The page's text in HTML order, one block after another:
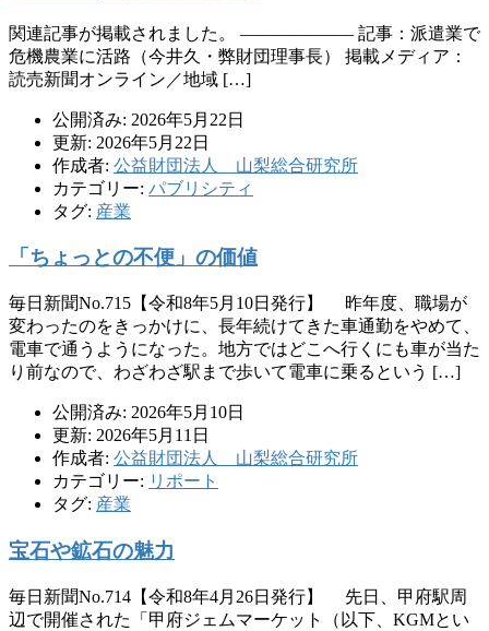
関連記事が掲載されました。 ——————– 記事：派遣業で
危機農業に活路（今井久・弊財団理事長） 掲載メディア：
読売新聞オンライン／地域 […]
公開済み: 2026年5月22日
更新: 2026年5月22日
作成者: 公益財団法人 山梨総合研究所
カテゴリー: パブリシティ
タグ: 産業
「ちょっとの不便」の価値
毎日新聞No.715【令和8年5月10日発行】 昨年度、職場が
変わったのをきっかけに、長年続けてきた車通勤をやめて、
電車で通うようになった。地方ではどこへ行くにも車が当た
り前なので、わざわざ駅まで歩いて電車に乗るという […]
公開済み: 2026年5月10日
更新: 2026年5月11日
作成者: 公益財団法人 山梨総合研究所
カテゴリー: リポート
タグ: 産業
宝石や鉱石の魅力
毎日新聞No.714【令和8年4月26日発行】 先日、甲府駅周
辺で開催された「甲府ジェムマーケット（以下、KGMとい